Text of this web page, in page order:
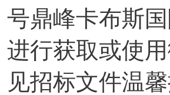
号鼎峰卡布斯
进行获取或使
见招标文件温